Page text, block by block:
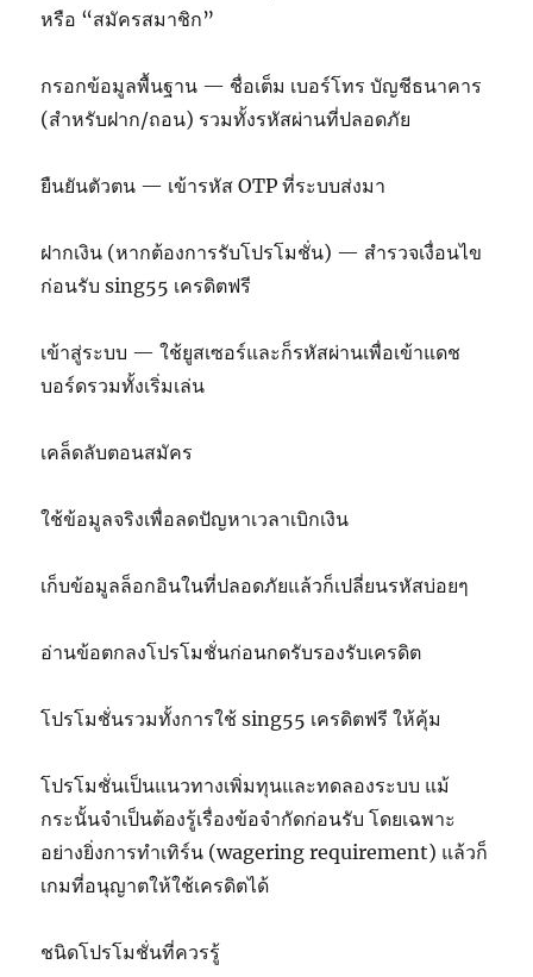
หรือ “สมัครสมาชิก”
กรอกข้อมูลพื้นฐาน — ชื่อเต็ม เบอร์โทร บัญชีธนาคาร
(สำหรับฝาก/ถอน) รวมทั้งรหัสผ่านที่ปลอดภัย
ยืนยันตัวตน — เข้ารหัส OTP ที่ระบบส่งมา
ฝากเงิน (หากต้องการรับโปรโมชั่น) — สำรวจเงื่อนไข
ก่อนรับ sing55 เครดิตฟรี
เข้าสู่ระบบ — ใช้ยูสเซอร์และก็รหัสผ่านเพื่อเข้าแดช
บอร์ดรวมทั้งเริ่มเล่น
เคล็ดลับตอนสมัคร
ใช้ข้อมูลจริงเพื่อลดปัญหาเวลาเบิกเงิน
เก็บข้อมูลล็อกอินในที่ปลอดภัยแล้วก็เปลี่ยนรหัสบ่อยๆ
อ่านข้อตกลงโปรโมชั่นก่อนกดรับรองรับเครดิต
โปรโมชั่นรวมทั้งการใช้ sing55 เครดิตฟรี ให้คุ้ม
โปรโมชั่นเป็นแนวทางเพิ่มทุนและทดลองระบบ แม้
กระนั้นจำเป็นต้องรู้เรื่องข้อจำกัดก่อนรับ โดยเฉพาะ
อย่างยิ่งการทำเทิร์น (wagering requirement) แล้วก็
เกมที่อนุญาตให้ใช้เครดิตได้
ชนิดโปรโมชั่นที่ควรรู้